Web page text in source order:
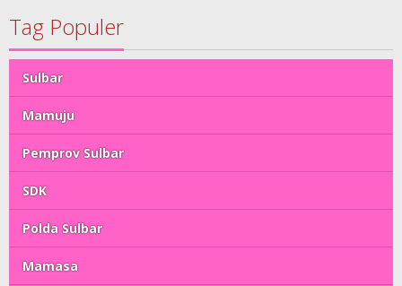
Tag Populer
Sulbar
Mamuju
Pemprov Sulbar
SDK
Polda Sulbar
Mamasa